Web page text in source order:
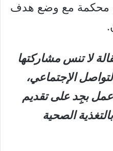
محكمة مع وضع هدف
لا تنس مشاركتها
الإجتماعي،
بجِِد على تقديم
الصحية